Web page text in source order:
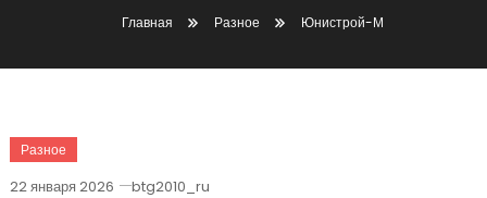
Главная Разное Юнистрой-М
Разное
22 января 2026 btg2010_ru